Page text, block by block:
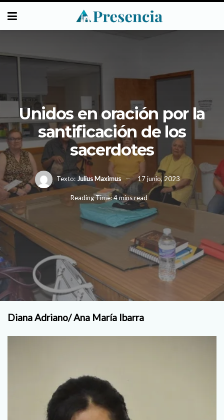
Unidos en oración por la
santificación de los
sacerdotes
Texto: Julius Maximus 17 junio, 2023
Reading Time: 4 mins read
Diana Adriano/ Ana María Ibarra